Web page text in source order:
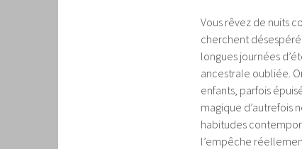
Vous rêvez de nuits
cherchent
longues journées
ancestrale oubliée.
enfants, parfois
magique d’autrefois
habitudes
l’empêche